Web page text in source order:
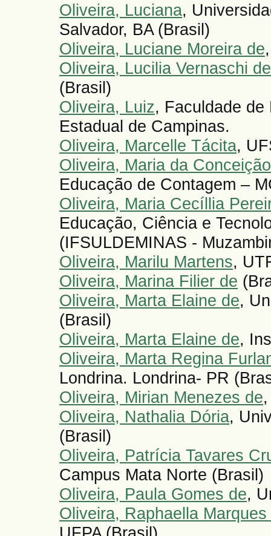
Oliveira, Luciana,
Salvador, BA (Brasil)
Oliveira, Luciane Moreira de
Oliveira, Lucilia Vernaschi de
(Brasil)
Oliveira, Luiz, Faculdade de
Estadual de Campinas.
Oliveira, Marcelle Tácita,
Oliveira, Maria da
Educação de Contagem –
Oliveira, Maria Cecíllia
Educação, Ciência e
(IFSULDEMINAS -
Oliveira, Marilu Martens,
Oliveira, Marina Filier de
Oliveira, Marta Elaine de,
(Brasil)
Oliveira, Marta Elaine de,
Oliveira, Marta Regina
Londrina. Londrina- PR
Oliveira, Mirian Menezes de
Oliveira, Nathalia Dória,
(Brasil)
Oliveira, Patrícia Tavares
Campus Mata Norte (Brasil)
Oliveira, Paula Gomes de,
Oliveira, Raphaella Marques